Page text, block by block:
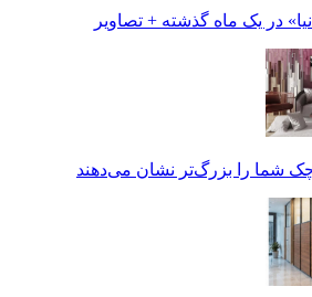
در یک ماه گذشته + تصاویر
شما را بزرگ‌تر نشان می‌دهند